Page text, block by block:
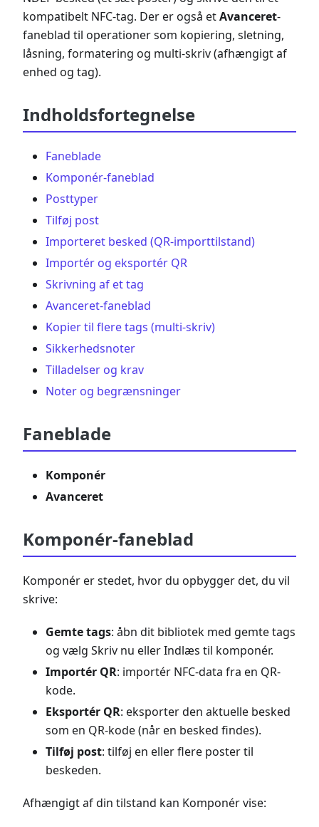
kompatibelt NFC-tag. Der er også etAvanceret-
faneblad til operationer som kopiering, sletning,
låsning, formatering og multi-skriv (afhængigt af
enhed og tag).
Indholdsfortegnelse
Faneblade
Komponér-faneblad
Posttyper
Tilføj post
Importeret besked (QR-importtilstand)
Importér og eksportér QR
Skrivning af et tag
Avanceret-faneblad
Kopier til flere tags (multi-skriv)
Sikkerhedsnoter
Tilladelser og krav
Noter og begrænsninger
Faneblade
Komponér
Avanceret
Komponér-faneblad
Komponér er stedet, hvor du opbygger det, du vil
skrive:
Gemte tags: åbn dit bibliotek med gemte tags
og vælg Skriv nu eller Indlæs til komponér.
Importér QR: importér NFC-data fra en QR-
kode.
Eksportér QR: eksporter den aktuelle besked
som en QR-kode (når en besked findes).
Tilføj post: tilføj en eller flere poster til
beskeden.
Afhængigt af din tilstand kan Komponér vise: